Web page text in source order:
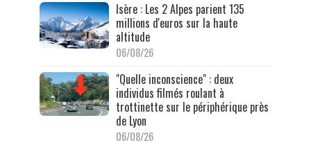
Isère : Les 2 Alpes parient 135
millions d'euros sur la haute
altitude
06/08/26
"Quelle inconscience" : deux
individus filmés roulant à
trottinette sur le périphérique près
de Lyon
06/08/26